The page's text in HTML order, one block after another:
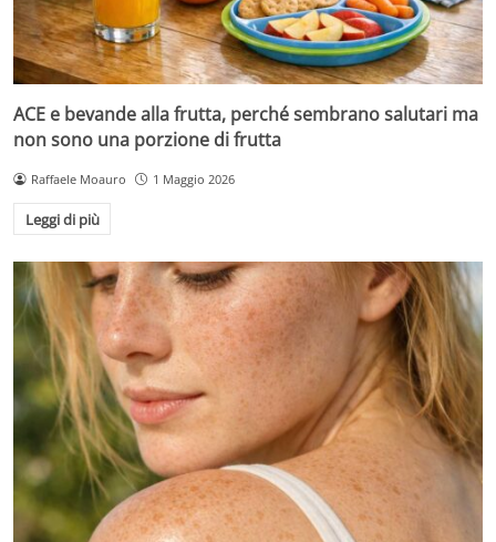
ACE e bevande alla frutta, perché sembrano salutari ma
non sono una porzione di frutta
Raffaele Moauro 1 Maggio 2026
Leggi di più